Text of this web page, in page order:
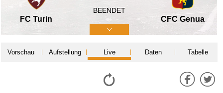
FC Turin
BEENDET
CFC Genua
Vorschau Aufstellung Live Daten Tabelle